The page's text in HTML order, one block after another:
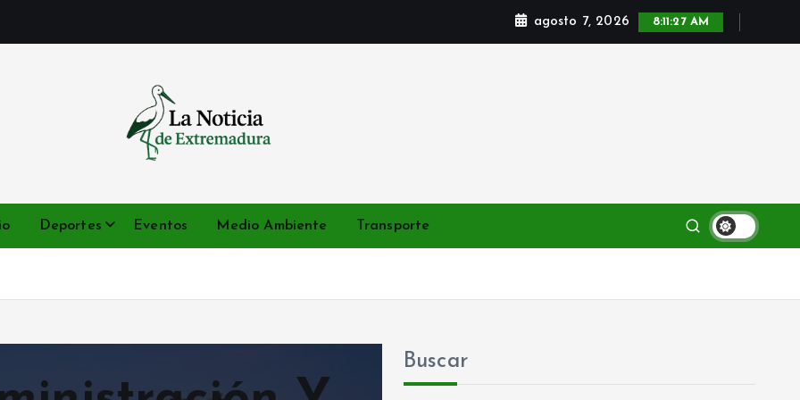
agosto 7, 2026 8:11:28 AM
Deportes Eventos Medio Ambiente Transporte
Buscar